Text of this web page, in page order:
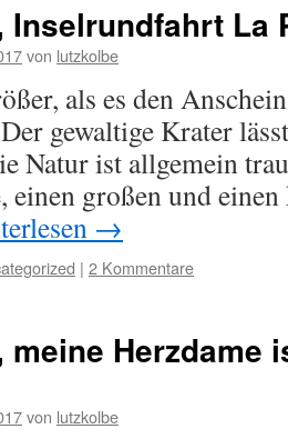
Inselrundfahrt La
von lutzkolbe
als es den
gewaltige Krater
Natur ist allgemein
einen großen und
→
| 2 Kommentare
meine Herzdame
von lutzkolbe